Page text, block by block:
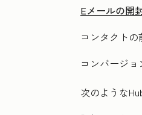
Eメールの開
コンタクト
コンバージョ
次のような